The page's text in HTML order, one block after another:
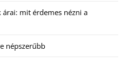
árai: mit érdemes nézni a
népszerűbb